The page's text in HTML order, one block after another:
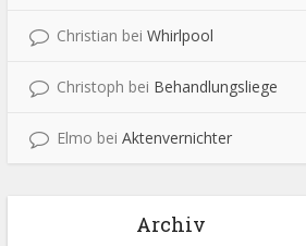
Christian bei Whirlpool
Christoph bei Behandlungsliege
Elmo bei Aktenvernichter
Archiv